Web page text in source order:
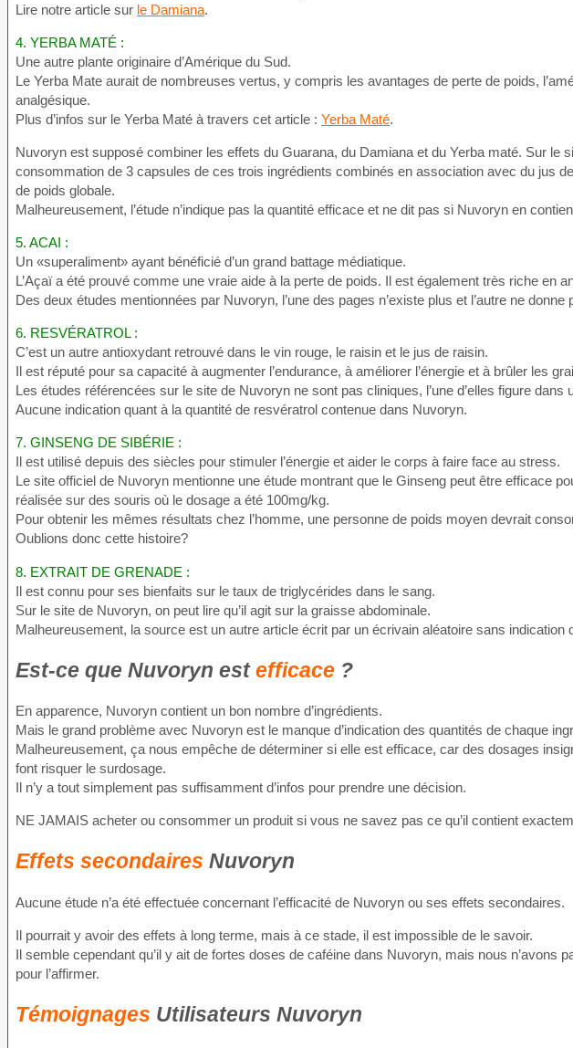
Lire notre article sur le Damiana.
4. YERBA MATÉ :
Une autre plante originaire d’Amérique du Sud.
Le Yerba Mate aurait de nombreuses vertus, y compris les avantages de perte de poids,
analgésique.
Plus d’infos sur le Yerba Maté à travers cet article : Yerba Maté.
Nuvoryn est supposé combiner les effets du Guarana, du Damiana et du Yerba maté. Sur le
consommation de 3 capsules de ces trois ingrédients combinés en association avec du jus
de poids globale.
Malheureusement, l’étude n’indique pas la quantité efficace et ne dit pas si Nuvoryn en
5. ACAI :
Un «superaliment» ayant bénéficié d’un grand battage médiatique.
L’Açaï a été prouvé comme une vraie aide à la perte de poids. Il est également très riche en
Des deux études mentionnées par Nuvoryn, l’une des pages n’existe plus et l’autre ne
6. RESVÉRATROL :
C’est un autre antioxydant retrouvé dans le vin rouge, le raisin et le jus de raisin.
Il est réputé pour sa capacité à augmenter l’endurance, à améliorer l’énergie et à brûler les
Les études référencées sur le site de Nuvoryn ne sont pas cliniques, l’une d’elles figure dans
Aucune indication quant à la quantité de resvératrol contenue dans Nuvoryn.
7. GINSENG DE SIBÉRIE :
Il est utilisé depuis des siècles pour stimuler l’énergie et aider le corps à faire face au stress.
Le site officiel de Nuvoryn mentionne une étude montrant que le Ginseng peut être efficace
réalisée sur des souris où le dosage a été 100mg/kg.
Pour obtenir les mêmes résultats chez l’homme, une personne de poids moyen devrait
Oublions donc cette histoire?
8. EXTRAIT DE GRENADE :
Il est connu pour ses bienfaits sur le taux de triglycérides dans le sang.
Sur le site de Nuvoryn, on peut lire qu’il agit sur la graisse abdominale.
Malheureusement, la source est un autre article écrit par un écrivain aléatoire sans indication
Est-ce que Nuvoryn estefficace ?
En apparence, Nuvoryn contient un bon nombre d’ingrédients.
Mais le grand problème avec Nuvoryn est le manque d’indication des quantités de chaque
Malheureusement, ça nous empêche de déterminer si elle est efficace, car des dosages
font risquer le surdosage.
Il n’y a tout simplement pas suffisamment d’infos pour prendre une décision.
NE JAMAIS acheter ou consommer un produit si vous ne savez pas ce qu’il contient
Effets secondaires Nuvoryn
Aucune étude n’a été effectuée concernant l’efficacité de Nuvoryn ou ses effets secondaires.
Il pourrait y avoir des effets à long terme, mais à ce stade, il est impossible de le savoir.
Il semble cependant qu’il y ait de fortes doses de caféine dans Nuvoryn, mais nous n’avons
pour l’affirmer.
Témoignages Utilisateurs Nuvoryn